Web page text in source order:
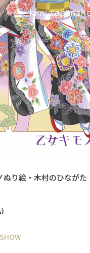
ぬり絵・木村のひなが